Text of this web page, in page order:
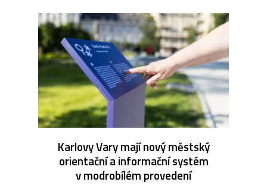
Karlovy Vary mají nový městský
orientační a informační systém
v modrobílém provedení